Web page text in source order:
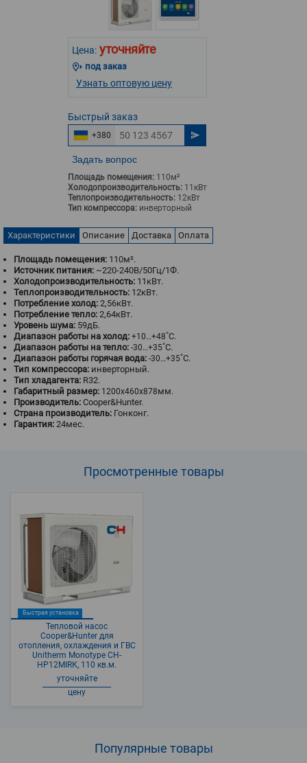
Цена: уточняйте
под заказ
Узнать оптовую цену
Быстрый заказ
+380
Задать вопрос
Площадь помещения: 110м²
Холодопроизводительность: 11кВт
Теплопроизводительность: 12кВт
Тип компрессора: инверторный
Характеристики Описание Доставка Оплата
Площадь помещения: 110м².
Источник питания: ~220-240В/50Гц/1Ф.
Холодопроизводительность: 11кВт.
Теплопроизводительность: 12кВт.
Потребление холод: 2,56кВт.
Потребление тепло: 2,64кВт.
Уровень шума: 59дБ.
Диапазон работы на холод: +10…+48˚С.
Диапазон работы на тепло: -30…+35˚С.
Диапазон работы горячая вода: -30…+35˚С.
Тип компрессора: инверторный.
Тип хладагента: R32.
Габаритный размер: 1200x460x878мм.
Производитель: Cooper&Hunter.
Страна производитель: Гонконг.
Гарантия: 24мес.
Просмотренные товары
Быстрая установка
Тепловой насос
Cooper&Hunter для
отопления, охлаждения и ГВС
Unitherm Monotype CH-
HP12MIRК, 110 кв.м.
уточняйте
цену
Популярные товары